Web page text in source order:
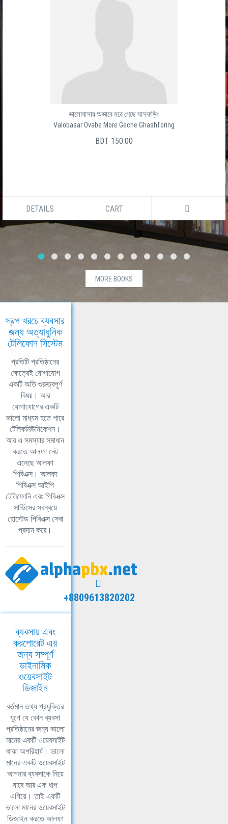
ভালোবাসার অভাবে মরে গেছে ঘাসফড়িং
Valobasar Ovabe More Geche Ghashforing
BDT 150.00
DETAILS CART
MORE BOOKS
স্বল্প খরচে ব্যবসার
জন্য অত্যাধুনিক
টেলিফোন সিস্টেম
প্রতিটি প্রতিষ্ঠানের
ক্ষেত্রেই যোগাযোগ
একটি অতি গুরুত্বপূর্ণ
বিষয়। আর
যোগাযোগের একটি
ভালো মাধ্যম হতে পারে
টেলিকমিউনিকেশন।
আর এ সমস্যার সমাধান
করতে আলফা নেট
এনেছে আলফা
পিবিএক্স। আলফা
পিবিএক্স আইপি
টেলিফোনি এবং পিবিএক্স
সার্ভিসের সবন্বয়ে
হোস্টেড পিবিএক্স সেবা
প্রদান করে।
+8809613820202
ব্যবসায় এবং
করপোরেট এর
জন্য সম্পূর্ণ
ডাইনামিক
ওয়েবসাইট
ডিজাইন
বর্তমান তথ্য প্রযুক্তির
যুগে যে কোন ব্যবসা
প্রতিষ্ঠানের জন্য ভালো
মানের একটি ওয়েবসাইট
থাকা অপরিহার্য। ভালো
মানের একটি ওয়েবসাইট
আপনার ব্যবসাকে নিয়ে
যাবে আর এক ধাপ
এগিয়ে। তাই একটি
ভালো মানের ওয়েবসাইট
ডিজাইন করতে আলফা